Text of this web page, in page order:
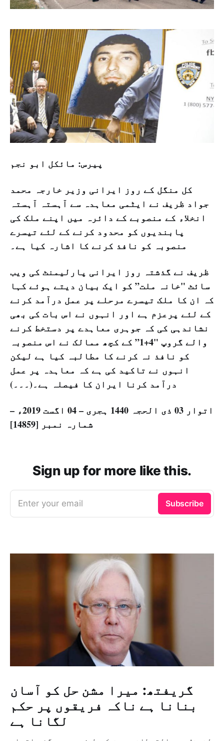
پیرس: مائکل ابو نجم
کل منگل کے روز ایرانی وزیر خارجہ محمد
جواد ظریف نے ایٹمی معاہدہ سے آہستہ آہستہ
انخلاء کے منصوبے کے دائرہ میں اپنے ملک کی
پابندیوں کو محدود کرنے کے لئے تیسرے
منصوبہ کو نافذ کرنے کا اشارہ کیا ہے۔
ظریف نے گذشتہ روز ایرانی پارلیمنٹ کی ویب
سائٹ "خانہ ملت” کو ایک بیان دیتے ہوئے کہا
کہ ان کا ملک تیسرے مرحلے پر عمل درآمد کرنے
کے لئے پرعزم ہے اور انہوں نے اس بات کی بھی
نشاندہی کی کہ جوہری معاہدے پر دستخط کرنے
والے گروپ "4+1” کے کچھ ممالک نے اس منصوبہ
کو نافذ نہ کرنے کا مطالبہ کیا ہے لیکن
انہوں نے تاکید کی ہے کہ معاہدہ پر عمل
درآمد کرنا ایران کا فیصلہ ہے۔(۔۔۔)
اتوار 03 ذی الحجہ 1440 ہجری – 04 اگست 2019ء –
شمارہ نمبر [14859]
Sign up for more like this.
Enter your email Subscribe
گریفتھ: میرا مشن حل کو آسان
بنانا ہے ناکہ فریقوں پر حکم
لگانا ہے